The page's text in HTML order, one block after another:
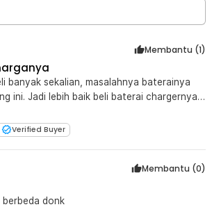
Membantu (1)
banyak sekalian, masalahnya baterainya
ini. Jadi lebih baik beli baterai chargernya
Verified Buyer
Membantu (0)
donk